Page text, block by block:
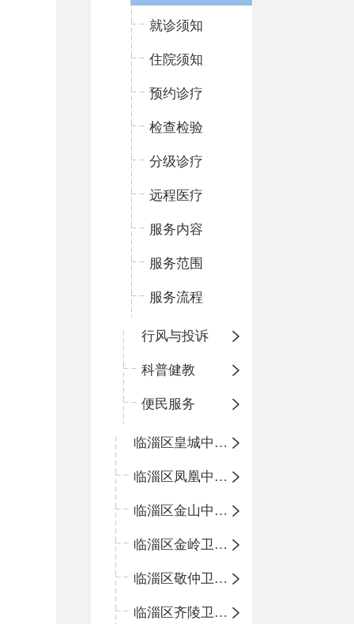
就诊须知
住院须知
预约诊疗
检查检验
分级诊疗
远程医疗
服务内容
服务范围
服务流程
行风与投诉
科普健教
便民服务
临淄区皇城中心卫生院
临淄区凤凰中心卫生院
临淄区金山中心卫生院
临淄区金岭卫生院
临淄区敬仲卫生院
临淄区齐陵卫生院